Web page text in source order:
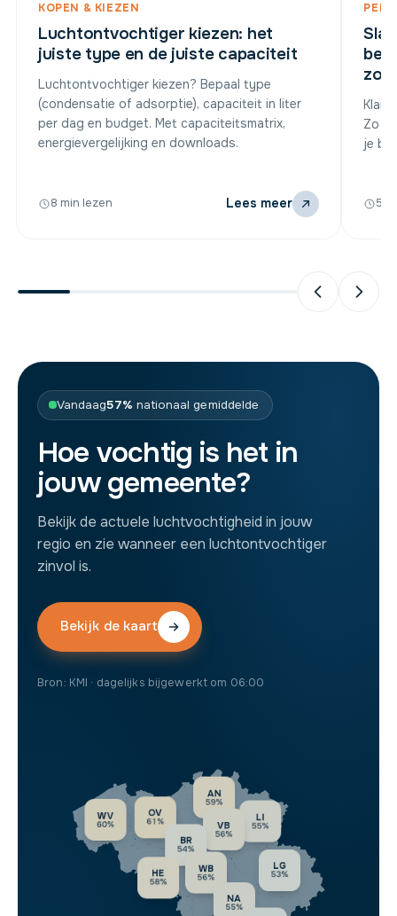
KOPEN & KIEZEN
Luchtontvochtiger kiezen: het
juiste type en de juiste capaciteit
Luchtontvochtiger kiezen? Bepaal type
(condensatie of adsorptie), capaciteit in liter
per dag en budget. Met capaciteitsmatrix,
energievergelijking en downloads.
8 min lezen Lees meer
PER
Klam
Zo
je
5
Vandaag57% nationaal gemiddelde
Hoe vochtig is het in
jouw gemeente?
Bekijk de actuele luchtvochtigheid in jouw
regio en zie wanneer een luchtontvochtiger
zinvol is.
Bekijk de kaart
Bron: KMI · dagelijks bijgewerkt om 06:00
AN
59%
OV
61%
WV
60%
LI
55%
VB
56%
BR
54%
LG
53%
WB
56%
HE
58%
NA
55%